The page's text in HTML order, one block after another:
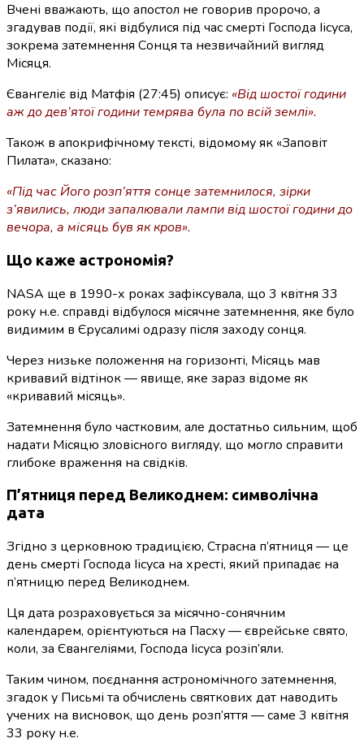
Вчені вважають, що апостол не говорив пророчо, а
згадував події, які відбулися під час смерті Господа Іісуса,
зокрема затемнення Сонця та незвичайний вигляд
Місяця.
Євангеліє від Матфія (27:45) описує: «Від шостої години
аж до дев’ятої години темрява була по всій землі».
Також в апокрифічному тексті, відомому як «Заповіт
Пилата», сказано:
«Під час Його розп’яття сонце затемнилося, зірки
з’явились, люди запалювали лампи від шостої години до
вечора, а місяць був як кров».
Що каже астрономія?
NASA ще в 1990-х роках зафіксувала, що 3 квітня 33
року н.е. справді відбулося місячне затемнення, яке було
видимим в Єрусалимі одразу після заходу сонця.
Через низьке положення на горизонті, Місяць мав
кривавий відтінок — явище, яке зараз відоме як
«кривавий місяць».
Затемнення було частковим, але достатньо сильним, щоб
надати Місяцю зловісного вигляду, що могло справити
глибоке враження на свідків.
П’ятниця перед Великоднем: символічна
дата
Згідно з церковною традицією, Страсна п’ятниця — це
день смерті Господа Іісуса на хресті, який припадає на
п’ятницю перед Великоднем.
Ця дата розраховується за місячно-сонячним
календарем, орієнтуються на Пасху — єврейське свято,
коли, за Євангеліями, Господа Іісуса розіп’яли.
Таким чином, поєднання астрономічного затемнення,
згадок у Письмі та обчислень святкових дат наводить
учених на висновок, що день розп’яття — саме 3 квітня
33 року н.е.